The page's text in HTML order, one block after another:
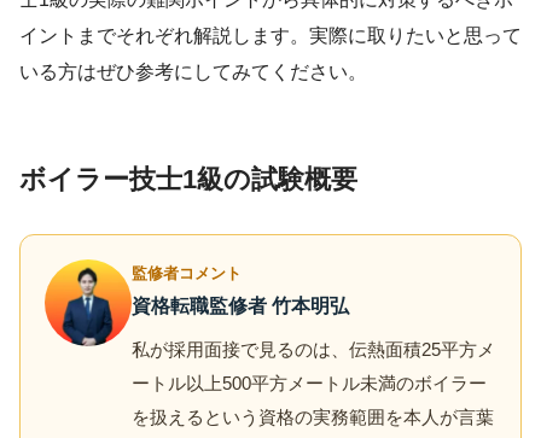
イントまでそれぞれ解説します。実際に取りたいと思って
いる方はぜひ参考にしてみてください。
ボイラー技士1級の試験概要
監修者コメント
資格転職監修者 竹本明弘
私が採用面接で見るのは、伝熱面積25平方メ
ートル以上500平方メートル未満のボイラー
を扱えるという資格の実務範囲を本人が言葉